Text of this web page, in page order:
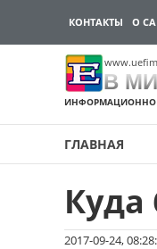
КОНТАКТЫ О
В
ИНФОРМАЦИОННО
ГЛАВНАЯ
содержимому
Куда
2017-09-24,